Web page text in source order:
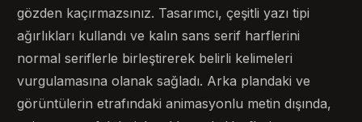
gözden kaçırmazsınız. Tasarımcı, çeşitli yazı tipi
ağırlıkları kullandı ve kalın sans serif harflerini
normal seriflerle birleştirerek belirli kelimeleri
vurgulamasına olanak sağladı. Arka plandaki ve
görüntülerin etrafındaki animasyonlu metin dışında,